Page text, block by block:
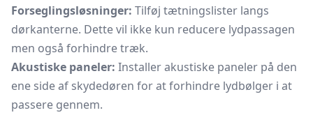
Forseglingsløsninger: Tilføj tætningslister langs
dørkanterne. Dette vil ikke kun reducere lydpassagen
men også forhindre træk.
Akustiske paneler: Installer akustiske paneler på den
ene side af skydedøren for at forhindre lydbølger i at
passere gennem.